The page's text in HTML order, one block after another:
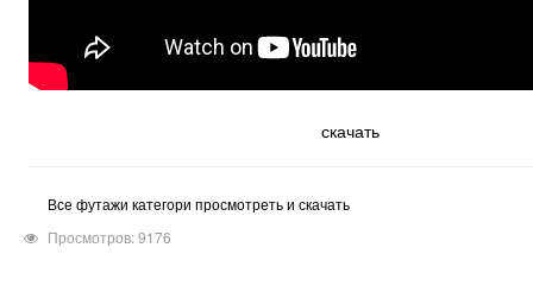
скачать
Все футажи категори просмотреть и скачать
Просмотров: 9176